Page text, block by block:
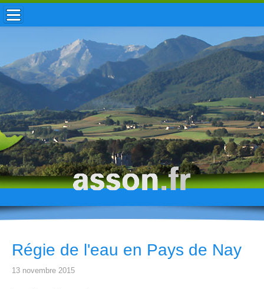
ACCUEIL / INFOS
MUNICIPALITÉ
VIE LOCALE
ENFANCE
TOURISME
HISTOIRE
Régie de l'eau en Pays de Nay
13 novembre 2015